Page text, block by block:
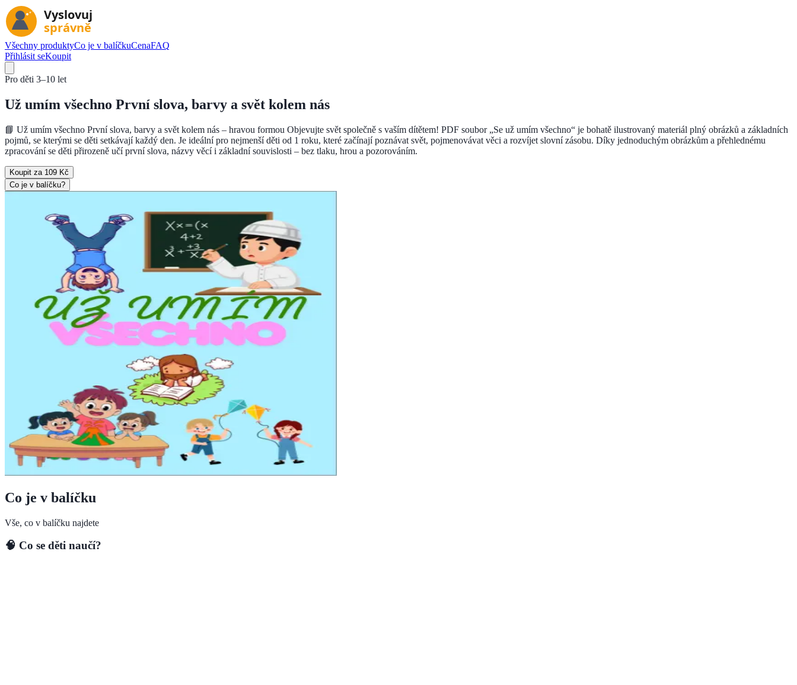
Všechny produktyCo je v balíčkuCenaFAQ
Přihlásit seKoupit
Pro děti 3–10 let
Už umím všechno První slova, barvy a svět kolem nás
📘 Už umím všechno První slova, barvy a svět kolem nás – hravou formou Objevujte svět společně s vaším dítětem! PDF soubor „Se už umím všechno“ je bohatě ilustrovaný materiál plný obrázků a základních
pojmů, se kterými se děti setkávají každý den. Je ideální pro nejmenší děti od 1 roku, které začínají poznávat svět, pojmenovávat věci a rozvíjet slovní zásobu. Díky jednoduchým obrázkům a přehlednému
zpracování se děti přirozeně učí první slova, názvy věcí i základní souvislosti – bez tlaku, hrou a pozorováním.
Koupit za 109 Kč
Co je v balíčku?
Co je v balíčku
Vše, co v balíčku najdete
🧠 Co se děti naučí?